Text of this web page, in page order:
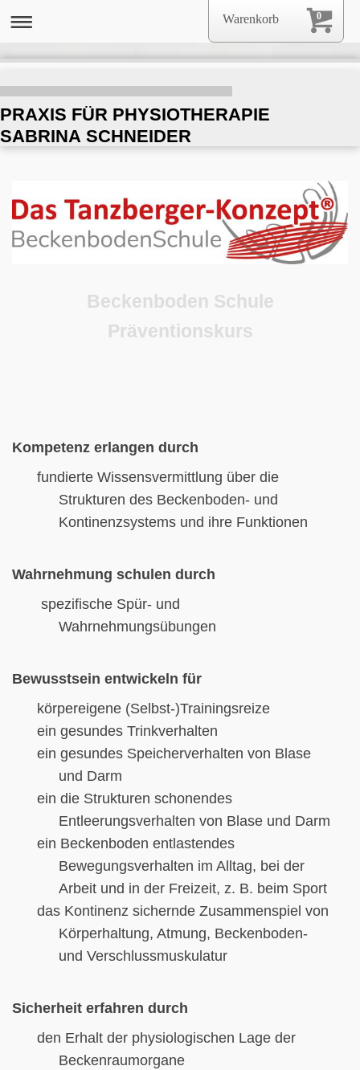
PRAXIS FÜR PHYSIOTHERAPIE
SABRINA SCHNEIDER
Beckenboden Schule
Präventionskurs
Kompetenz erlangen durch
fundierte Wissensvermittlung über die
Strukturen des Beckenboden- und
Kontinenzsystems und ihre Funktionen
Wahrnehmung schulen durch
spezifische Spür- und
Wahrnehmungsübungen
Bewusstsein entwickeln für
körpereigene (Selbst-)Trainingsreize
ein gesundes Trinkverhalten
ein gesundes Speicherverhalten von Blase
und Darm
ein die Strukturen schonendes
Entleerungsverhalten von Blase und Darm
ein Beckenboden entlastendes
Bewegungsverhalten im Alltag, bei der
Arbeit und in der Freizeit, z. B. beim Sport
das Kontinenz sichernde Zusammenspiel von
Körperhaltung, Atmung, Beckenboden-
und Verschlussmuskulatur
Sicherheit erfahren durch
den Erhalt der physiologischen Lage der
Beckenraumorgane
0
Warenkorb